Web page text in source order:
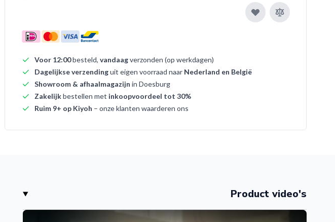
Voor 12:00besteld, vandaagverzonden (op werkdagen)
Dagelijkse verzendinguit eigen voorraad naar Nederland en België
Showroom & afhaalmagazijn in Doesburg
Zakelijkbestellen met inkoopvoordeel tot 30%
Ruim 9+ op Kiyoh – onze klanten waarderen ons
Product video's